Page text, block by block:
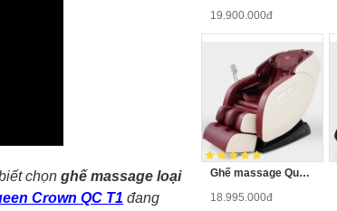
chọn ghế massage loại
Crown QC T1 đang
19.900.000đ
Ghế massage Queen Crown QC L8
18.995.000đ